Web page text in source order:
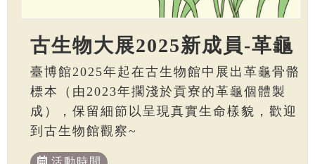
古生物大展2025新成員-革龜
臺博館2025年起在古生物館中展出革龜骨骼
標本（由2023年擱淺於貢寮的革龜個體製
成），保留細節以呈現真實生命樣貌，歡迎
到古生物館觀察~